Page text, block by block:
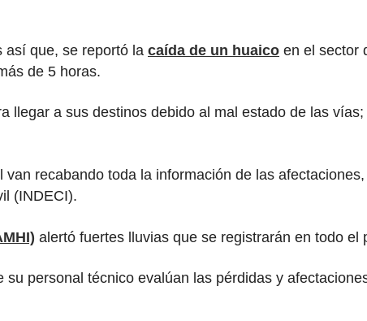
así que, se reportó la caída de un huaico en el sector
de 5 horas.
llegar a sus destinos debido al mal estado de las
recabando toda la información de las
(INDECI).
alertó fuertes lluvias que se registrarán en todo el
personal técnico evalúan las pérdidas y